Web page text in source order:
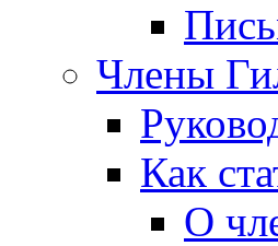
Члены
Как
О